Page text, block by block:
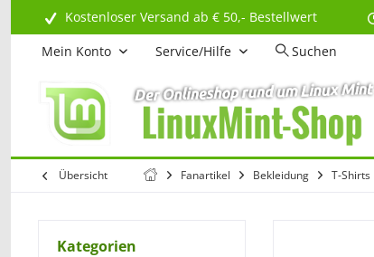
Kostenloser Versand ab € 50,- Bestellwert
Mein Konto Service/Hilfe Suchen
Übersicht Fanartikel Bekleidung T-Shirts
Kategorien